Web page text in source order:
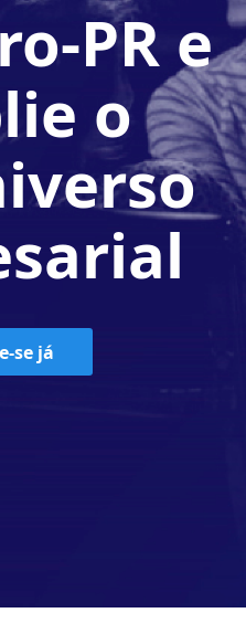
PR e
o
se já